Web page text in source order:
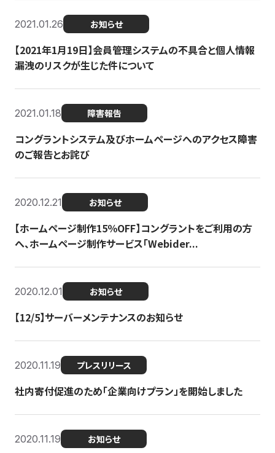
2021.01.26 お知らせ
【2021年1月19日】会員管理システムの不具合と個人情報
漏洩のリスクが生じた件について
2021.01.18 障害報告
コングラントシステム及びホームページへのアクセス障害
のご報告とお詫び
2020.12.21 お知らせ
【ホームページ制作15％OFF】コングラントをご利用の方
へ、ホームページ制作サービス「Webider...
2020.12.01 お知らせ
【12/5】サーバーメンテナンスのお知らせ
2020.11.19 プレスリリース
社内寄付促進のため「企業向けプラン」を開始しました
2020.11.19 お知らせ